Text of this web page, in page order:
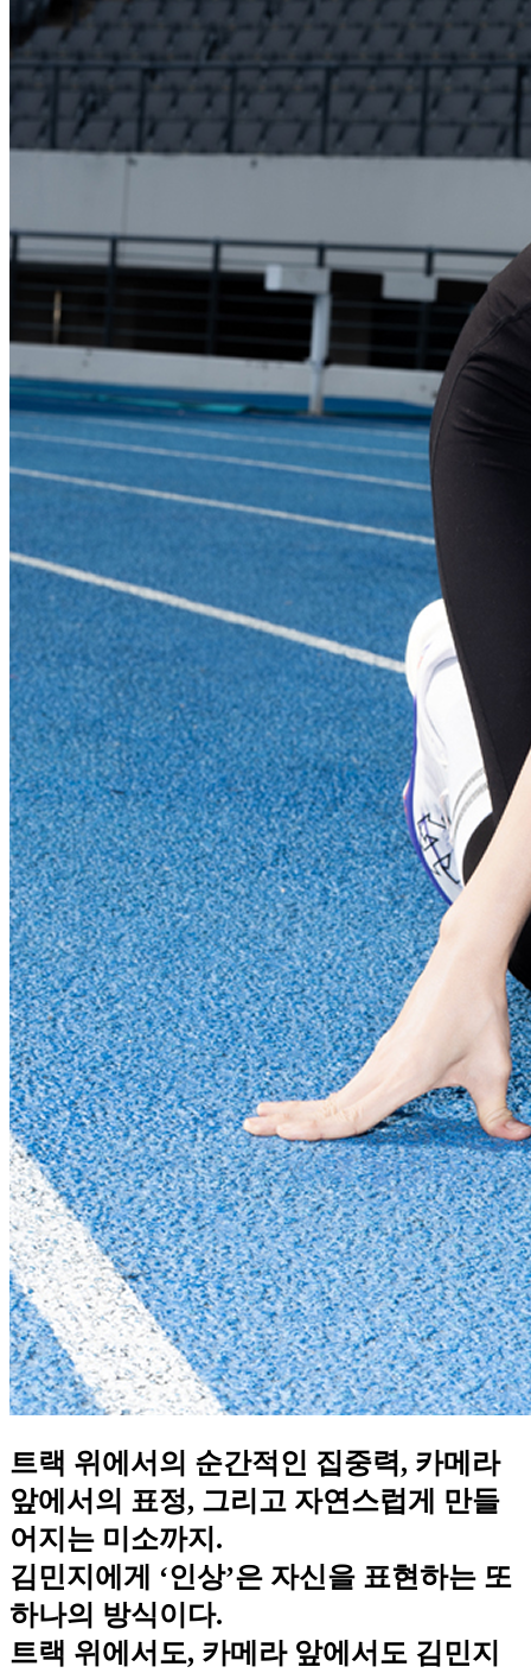
트랙 위에서의 순간적인 집중력, 카메라
앞에서의 표정, 그리고 자연스럽게 만들
어지는 미소까지.
김민지에게 ‘인상’은 자신을 표현하는 또
하나의 방식이다.
트랙 위에서도, 카메라 앞에서도 김민지